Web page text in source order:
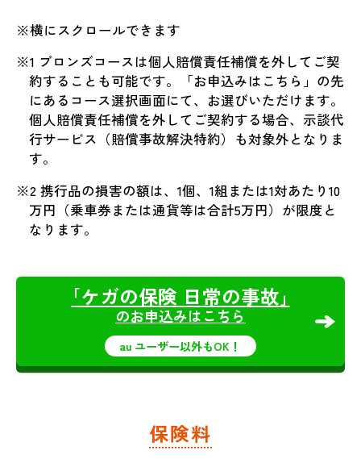
※横にスクロールできます
※1 ブロンズコースは個人賠償責任補償を外してご契
約することも可能です。「お申込みはこちら」の先
にあるコース選択画面にて、お選びいただけます。
個人賠償責任補償を外してご契約する場合、示談代
行サービス（賠償事故解決特約）も対象外となりま
す。
※2 携行品の損害の額は、1個、1組または1対あたり10
万円（乗車券または通貨等は合計5万円）が限度と
なります。
｢ケガの保険 日常の事故｣
のお申込みはこちら
au ユーザー以外もOK！
保険料